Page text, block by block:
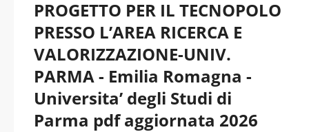
PROGETTO PER IL TECNOPOLO
PRESSO L’AREA RICERCA E
VALORIZZAZIONE-UNIV.
PARMA - Emilia Romagna -
Universita’ degli Studi di
Parma pdf aggiornata 2026